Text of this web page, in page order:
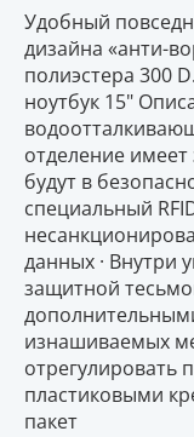
Удобный
дизайна «анти-
полиэстера 300
ноутбук 15"
отделение
будут в
специальный
данных · Внутри
защитной
изнашиваемых
отрегулировать
пластиковыми
пакет